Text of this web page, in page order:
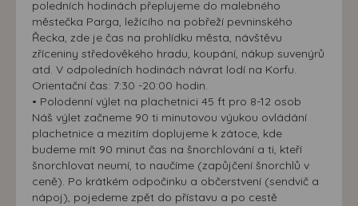
poledních hodinách přeplujeme do malebného
městečka Parga, ležícího na pobřeží pevninského
Řecka, zde je čas na prohlídku města, návštěvu
zříceniny středověkého hradu, koupání, nákup suvenýrů
atd. V odpoledních hodinách návrat lodí na Korfu.
Orientační čas: 7:30 -20:00 hodin.
• Polodenní výlet na plachetnici 45 ft pro 8-12 osob
Náš výlet začneme 90 ti minutovou výukou ovládání
plachetnice a mezitím doplujeme k zátoce, kde
budeme mít 90 minut čas na šnorchlování a ti, kteří
šnorchlovat neumí, to naučíme (zapůjčení šnorchlů v
ceně). Po krátkém odpočinku a občerstvení (sendvič a
nápoj), pojedeme zpět do přístavu a po cestě